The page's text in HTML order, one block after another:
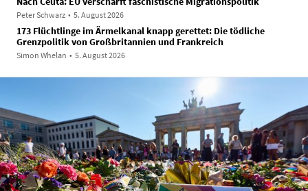
Peter Schwarz • 5. August 2026
173 Flüchtlinge im Ärmelkanal knapp gerettet: Die tödliche
Grenzpolitik von Großbritannien und Frankreich
Simon Whelan • 5. August 2026